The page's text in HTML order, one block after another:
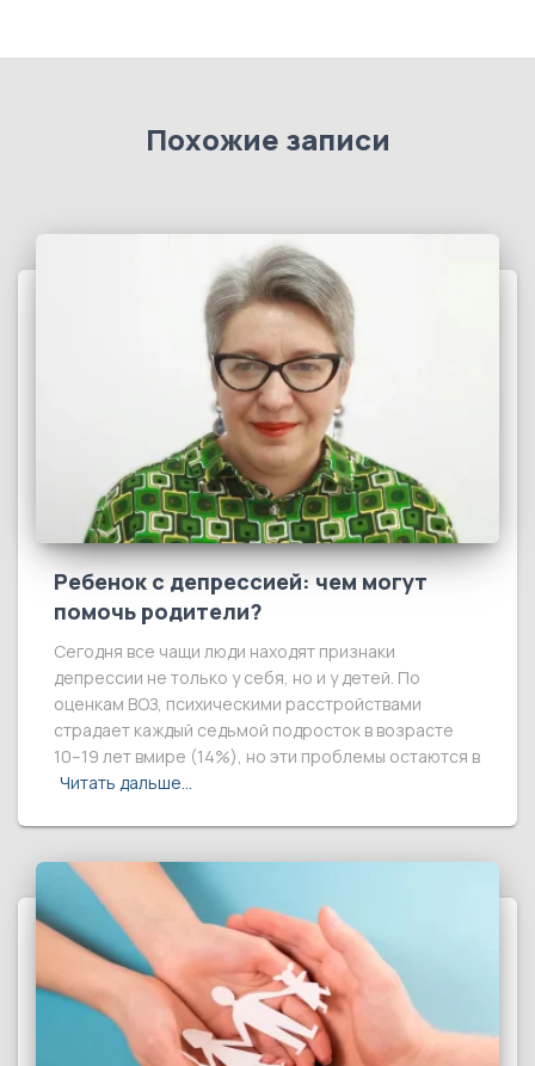
Похожие записи
Ребенок с депрессией: чем могут
помочь родители?
Сегодня все чащи люди находят признаки
депрессии не только у себя, но и у детей. По
оценкам ВОЗ, психическими расстройствами
страдает каждый седьмой подросток в возрасте
10–19 лет вмире (14%), но эти проблемы остаются в
Читать дальше…